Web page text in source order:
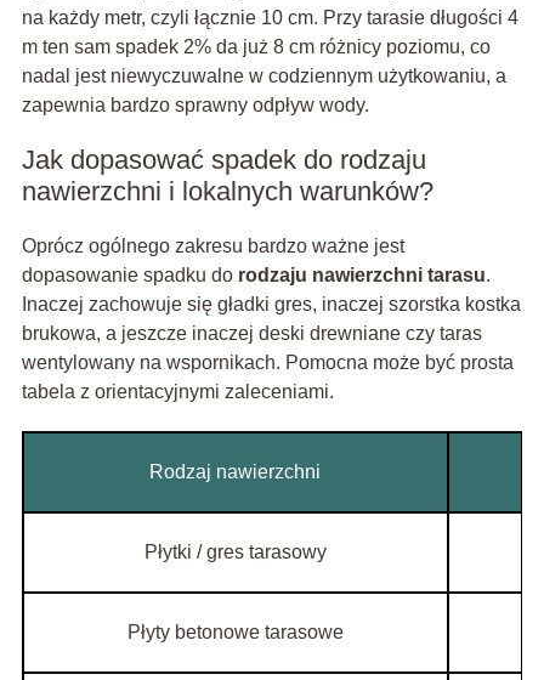
na każdy metr, czyli łącznie 10 cm. Przy tarasie długości 4
m ten sam spadek 2% da już 8 cm różnicy poziomu, co
nadal jest niewyczuwalne w codziennym użytkowaniu, a
zapewnia bardzo sprawny odpływ wody.
Jak dopasować spadek do rodzaju
nawierzchni i lokalnych warunków?
Oprócz ogólnego zakresu bardzo ważne jest
dopasowanie spadku do rodzaju nawierzchni tarasu.
Inaczej zachowuje się gładki gres, inaczej szorstka kostka
brukowa, a jeszcze inaczej deski drewniane czy taras
wentylowany na wspornikach. Pomocna może być prosta
tabela z orientacyjnymi zaleceniami.
Rodzaj nawierzchni
Płytki / gres tarasowy
Płyty betonowe tarasowe